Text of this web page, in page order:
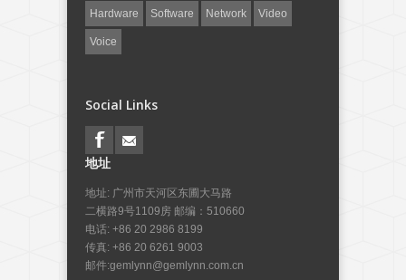
Hardware Software Network Video
Voice
Social Links
地址
地址: 广州市天河区东圃大马路
二横路9号1109房 邮编：510660
电话: +86 20 2986 8199
传真: +86 20 6261 9003
邮件:gemlynn@gemlynn.com.cn